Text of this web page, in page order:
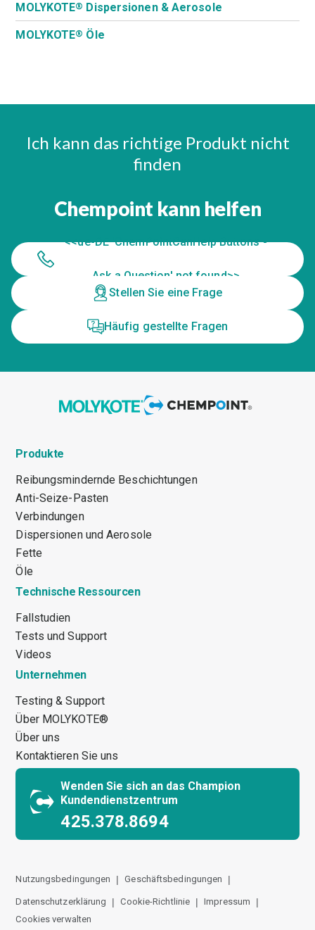
MOLYKOTE® Dispersionen & Aerosole
MOLYKOTE® Öle
Ich kann das richtige Produkt nicht
finden
Chempoint kann helfen
<<de-DE 'ChemPointCanHelp Buttons -
Ask a Question' not found>>
Stellen Sie eine Frage
Häufig gestellte Fragen
Produkte
Reibungsmindernde Beschichtungen
Anti-Seize-Pasten
Verbindungen
Dispersionen und Aerosole
Fette
Öle
Technische Ressourcen
Fallstudien
Tests und Support
Videos
Unternehmen
Testing & Support
Über MOLYKOTE®
Über uns
Kontaktieren Sie uns
Wenden Sie sich an das Champion
Kundendienstzentrum
425.378.8694
Nutzungsbedingungen Geschäftsbedingungen
Datenschutzerklärung Cookie-Richtlinie
Impressum
Cookies verwalten